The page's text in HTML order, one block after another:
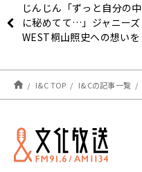
じんじん「ずっと自分の中
に秘めてて…」ジャニーズ
WEST桐山照史への想いを
I&C TOP I&Cの記事一覧